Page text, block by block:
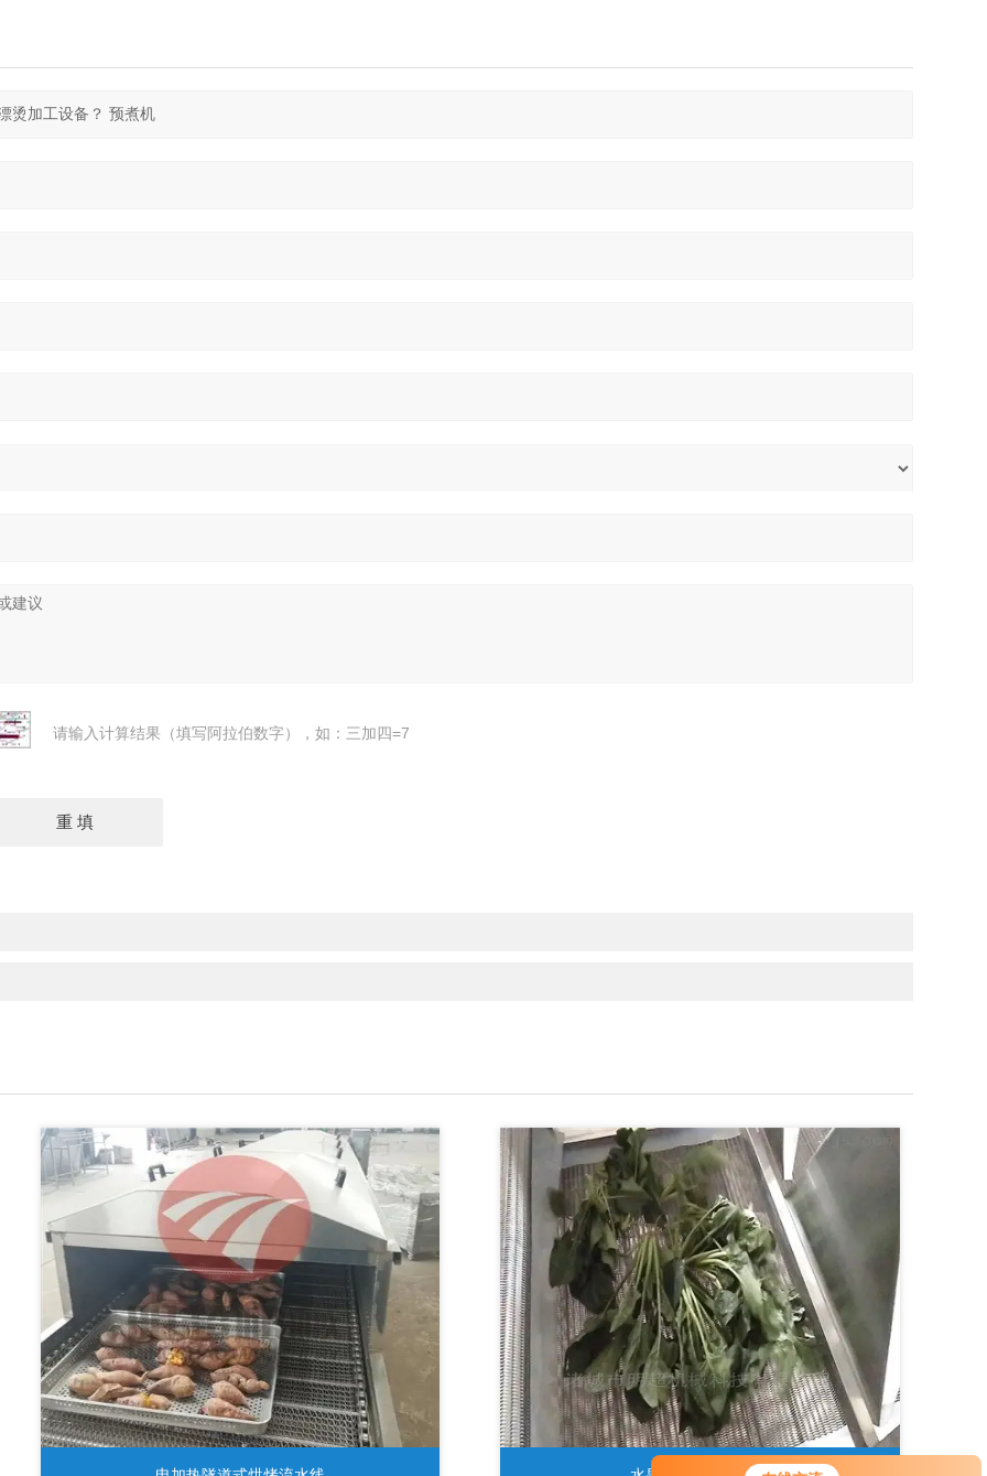
请输入计算结果（填写阿拉伯数字），如：三加四=7